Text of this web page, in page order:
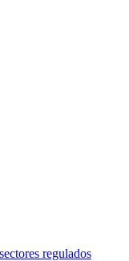
regulados